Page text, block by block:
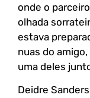
onde o
olhada
estava
nuas do
uma deles
Deidre